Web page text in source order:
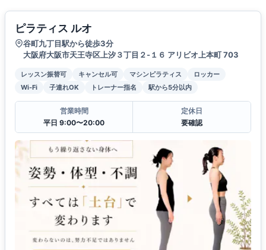
ピラティス ルオ
谷町九丁目駅から徒歩3分
大阪府大阪市天王寺区上汐３丁目２-１６ アリビオ上本町 703
レッスン振替可 キャンセル可 マシンピラティス
ロッカー
Wi-Fi
子連れOK トレーナー指名 駅から5分以内
営業時間
平日 9:00〜20:00
定休日
要確認